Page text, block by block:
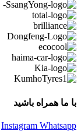
با ما همراه باشید
Instagram Whatsapp